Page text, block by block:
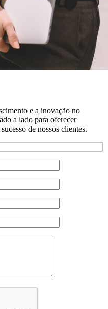
e a inovação no
a lado para oferecer
de nossos clientes.